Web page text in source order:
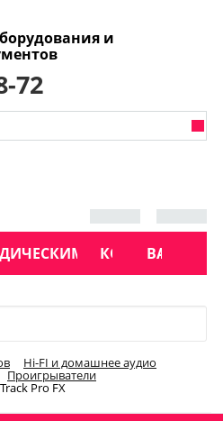
и
72
ЛИЦАМ
КОНТАКТЫ
УСЛУГИ
Hi-FI и домашнее аудио
Проигрыватели
Pro FX